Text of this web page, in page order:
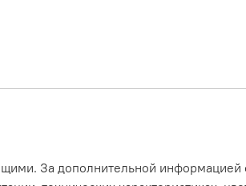
За дополнительной информацией